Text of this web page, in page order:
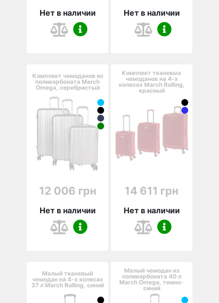
Нет в наличии Нет в наличии
Комплект чемоданов из
поликарбоната March
Omega, серебристый
12 006 грн
Нет в наличии
Комплект тканевых
чемоданов на 4-х
колесах March Rolling,
красный
14 611 грн
Нет в наличии
Малый тканевый
чемодан на 4-х колесах
37 л March Rolling, синий
Малый чемодан из
поликарбоната 40 л
March Omega, темно-
синий